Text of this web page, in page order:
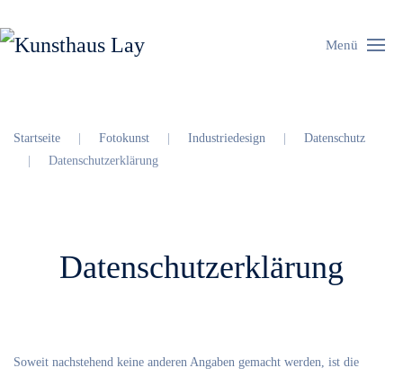
Menü
Startseite Fotokunst Industriedesign
Datenschutz
Datenschutzerklärung
Datenschutzerklärung
Soweit nachstehend keine anderen Angaben gemacht werden, ist die